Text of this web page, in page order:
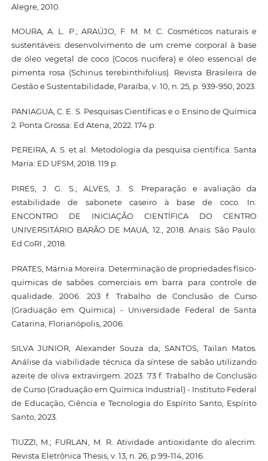
Alegre, 2010.
MOURA, A. L. P.; ARAÚJO, F. M. M. C. Cosméticos naturais e
sustentáveis: desenvolvimento de um creme corporal à base
de óleo vegetal de coco (Cocos nucifera) e óleo essencial de
pimenta rosa (Schinus terebinthifolius). Revista Brasileira de
Gestão e Sustentabilidade, Paraíba, v. 10, n. 25, p. 939-950, 2023.
PANIAGUA, C. E. S. Pesquisas Científicas e o Ensino de Química
2. Ponta Grossa: Ed Atena, 2022. 174 p.
PEREIRA, A. S. et al. Metodologia da pesquisa científica. Santa
Maria: ED UFSM, 2018. 119 p.
PIRES, J. G. S.; ALVES, J. S. Preparação e avaliação da
estabilidade de sabonete caseiro à base de coco. In:
ENCONTRO DE INICIAÇÃO CIENTÍFICA DO CENTRO
UNIVERSITÁRIO BARÃO DE MAUÁ, 12., 2018. Anais. São Paulo:
Ed CoRI , 2018.
PRATES, Márnia Moreira. Determinação de propriedades físico-
químicas de sabões comerciais em barra para controle de
qualidade. 2006. 203 f. Trabalho de Conclusão de Curso
(Graduação em Química) - Universidade Federal de Santa
Catarina, Florianópolis, 2006.
SILVA JUNIOR, Alexander Souza da; SANTOS, Tailan Matos.
Análise da viabilidade técnica da síntese de sabão utilizando
azeite de oliva extravirgem. 2023. 73 f. Trabalho de Conclusão
de Curso (Graduação em Química Industrial) - Instituto Federal
de Educação, Ciência e Tecnologia do Espírito Santo, Espírito
Santo, 2023.
TIUZZI, M.; FURLAN, M. R. Atividade antioxidante do alecrim.
Revista Eletrônica Thesis, v. 13, n. 26, p.99-114, 2016.